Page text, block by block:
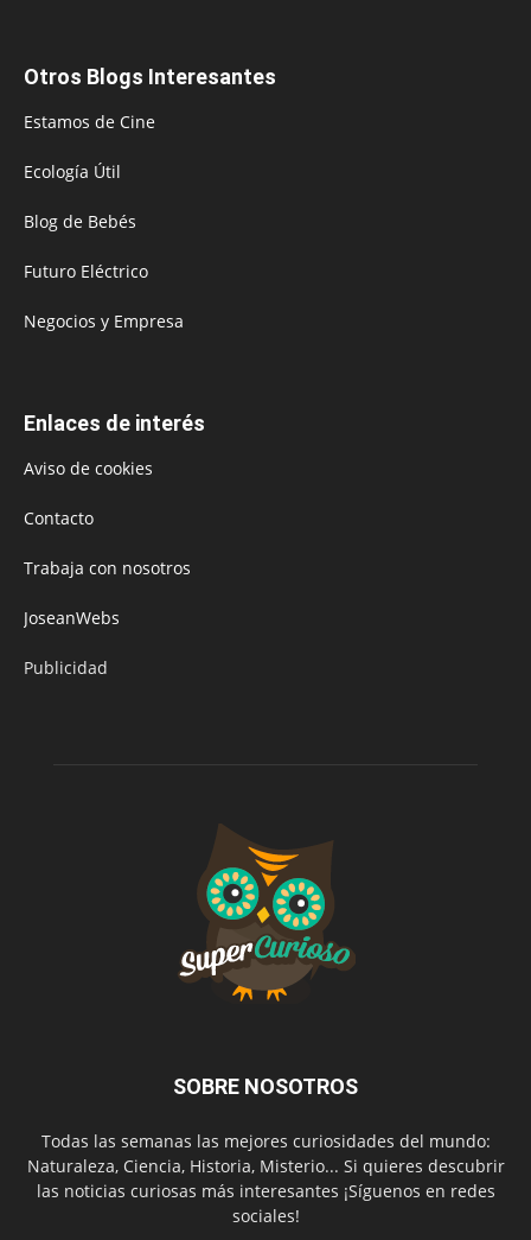
Otros Blogs Interesantes
Estamos de Cine
Ecología Útil
Blog de Bebés
Futuro Eléctrico
Negocios y Empresa
Enlaces de interés
Aviso de cookies
Contacto
Trabaja con nosotros
JoseanWebs
Publicidad
SOBRE NOSOTROS
Todas las semanas las mejores curiosidades del mundo:
Naturaleza, Ciencia, Historia, Misterio... Si quieres descubrir
las noticias curiosas más interesantes ¡Síguenos en redes
sociales!